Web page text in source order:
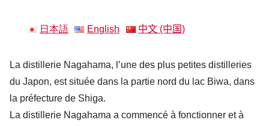
日本語 English 中文 (中国)
La distillerie Nagahama, l’une des plus petites distilleries
du Japon, est située dans la partie nord du lac Biwa, dans
la préfecture de Shiga.
La distillerie Nagahama a commencé à fonctionner et à